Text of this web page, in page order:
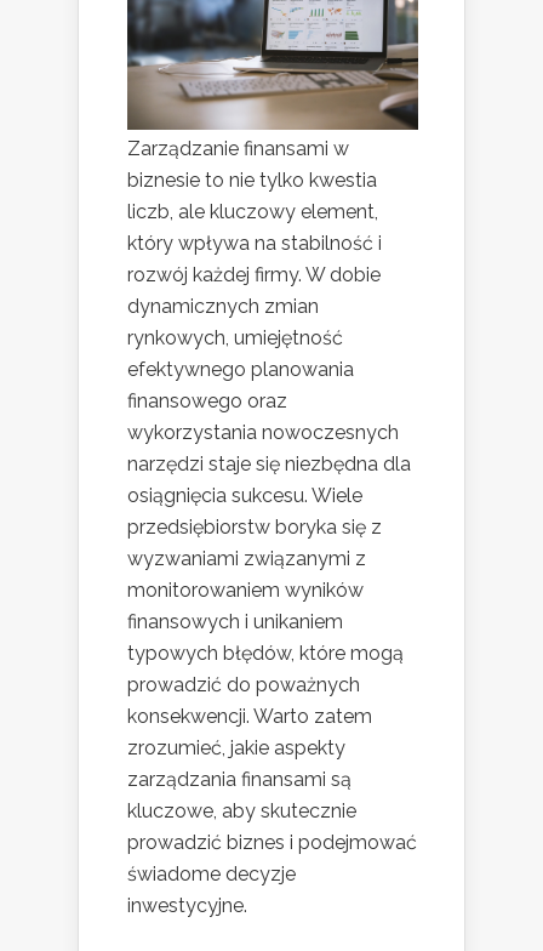
Zarządzanie finansami w
biznesie to nie tylko kwestia
liczb, ale kluczowy element,
który wpływa na stabilność i
rozwój każdej firmy. W dobie
dynamicznych zmian
rynkowych, umiejętność
efektywnego planowania
finansowego oraz
wykorzystania nowoczesnych
narzędzi staje się niezbędna dla
osiągnięcia sukcesu. Wiele
przedsiębiorstw boryka się z
wyzwaniami związanymi z
monitorowaniem wyników
finansowych i unikaniem
typowych błędów, które mogą
prowadzić do poważnych
konsekwencji. Warto zatem
zrozumieć, jakie aspekty
zarządzania finansami są
kluczowe, aby skutecznie
prowadzić biznes i podejmować
świadome decyzje
inwestycyjne.